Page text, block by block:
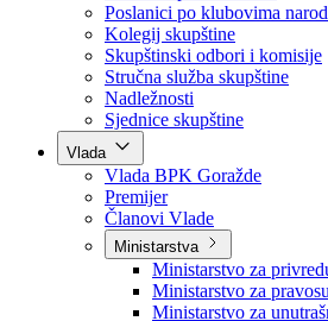
Skupština BPK Goražde
Rukovodstvo
Poslanici po strankama
Poslanici po klubovima naroda
Kolegij skupštine
Skupštinski odbori i komisije
Stručna služba skupštine
Nadležnosti
Sjednice skupštine
Vlada
Vlada BPK Goražde
Premijer
Članovi Vlade
Ministarstva